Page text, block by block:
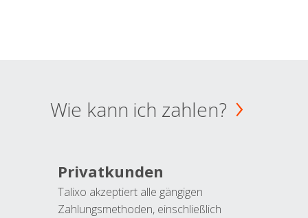
Wie kann ich zahlen?
Privatkunden
Talixo akzeptiert alle gängigen
Zahlungsmethoden, einschließlich